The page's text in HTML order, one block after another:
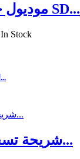
موديول حاضن كرت ذاكرة SD...
In Stock
قارئ ذاكرات SD/TF للحا...
شريحة تسجيل صوت 60ثانية...